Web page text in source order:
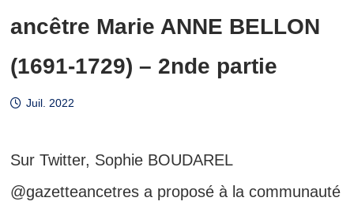
ancêtre Marie ANNE BELLON
(1691-1729) – 2nde partie
Juil. 2022
Sur Twitter, Sophie BOUDAREL
@gazetteancetres a proposé à la communauté